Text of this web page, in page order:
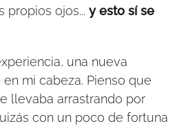
propios ojos... y esto sí se
una nueva
mi cabeza. Pienso que
llevaba arrastrando por
con un poco de fortuna